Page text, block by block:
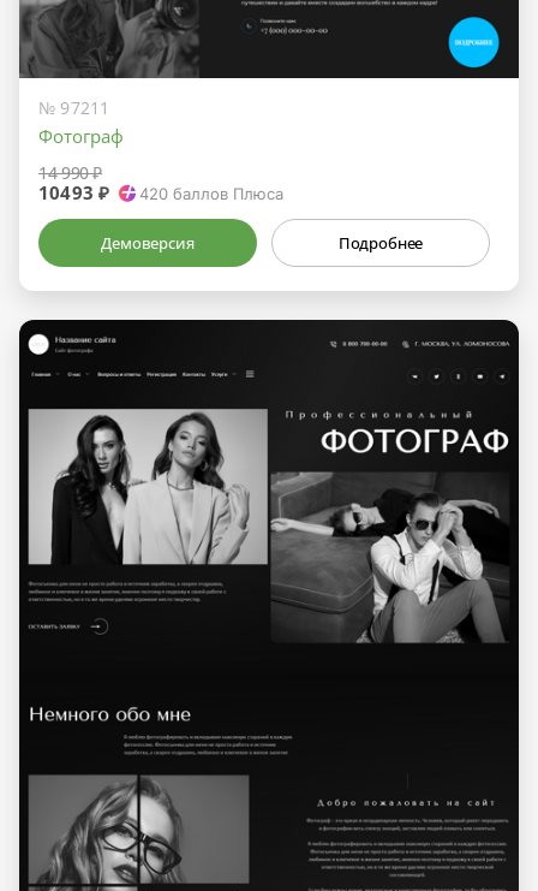
№ 97211
Фотограф
14 990 ₽
10493 ₽ 420 баллов Плюса
Демоверсия Подробнее